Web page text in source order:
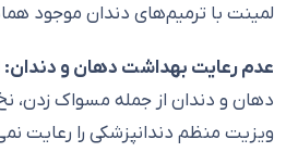
لمینت با ترمیم‌های دندان موجود
عدم رعایت بهداشت دهان و دندان:
دهان و دندان از جمله مسواک زدن،
ویزیت منظم دندانپزشکی را رعایت